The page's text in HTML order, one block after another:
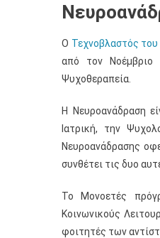
O Τεχνοβλαστός
από τον Νοέμβριο
Ψυχοθεραπεία.
Η Νευροανάδραση
Ιατρική, την
Νευροανάδρασης
συνθέτει τις δυο
Το Μονοετές
Κοινωνικούς
φοιτητές των